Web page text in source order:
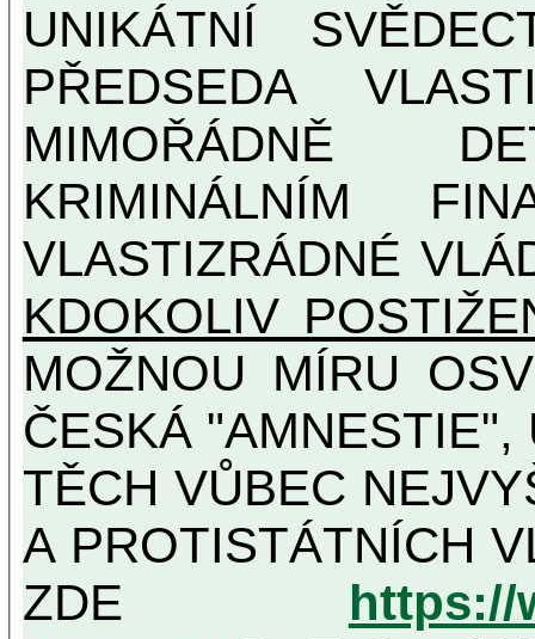
UNIKÁTNÍ SVĚDECTVÍ ZE SOUČASNOSTI:
PŘEDSEDA
MIMOŘÁDNĚ DETAILNĚ O ULTRA
KRIMINÁLNÍM
VLASTIZRÁDNÉ
KDOKOLIV
MOŽNOU MÍRU OSVĚDČENÁ VLASTIZRÁDNÁ
ČESKÁ
TĚCH VŮBEC NEJVYŠŠÍCH PROTINÁRODNÍCH
A PROTISTÁTNÍCH
ZDE https://